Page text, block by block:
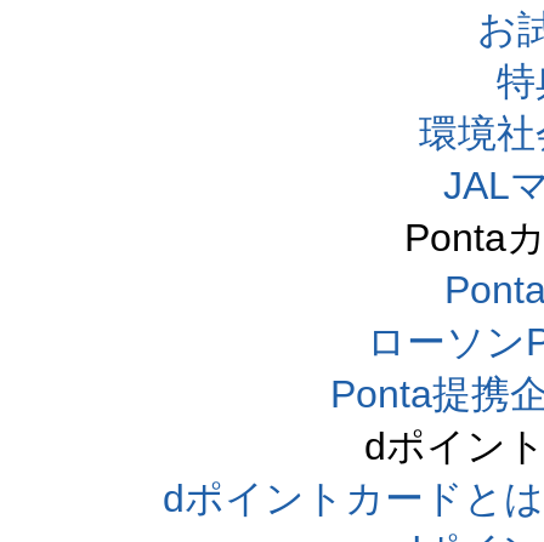
お
環境
JAL
Ponta
ローソン
Ponta提携
dポイン
dポイントカードと